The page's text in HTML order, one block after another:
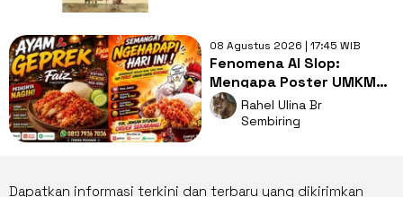
08 Agustus 2026 | 17:45 WIB
Fenomena AI Slop:
Mengapa Poster UMKM
Makin Seragam dan Bikin
Kita Bosan?
Rahel Ulina Br
Sembiring
Dapatkan informasi terkini dan terbaru yang dikirimkan